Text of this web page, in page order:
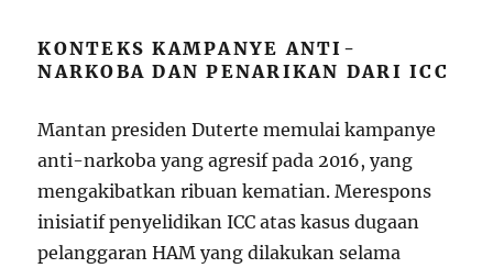
KONTEKS KAMPANYE ANTI-
NARKOBA DAN PENARIKAN DARI ICC
Mantan presiden Duterte memulai kampanye
anti-narkoba yang agresif pada 2016, yang
mengakibatkan ribuan kematian. Merespons
inisiatif penyelidikan ICC atas kasus dugaan
pelanggaran HAM yang dilakukan selama